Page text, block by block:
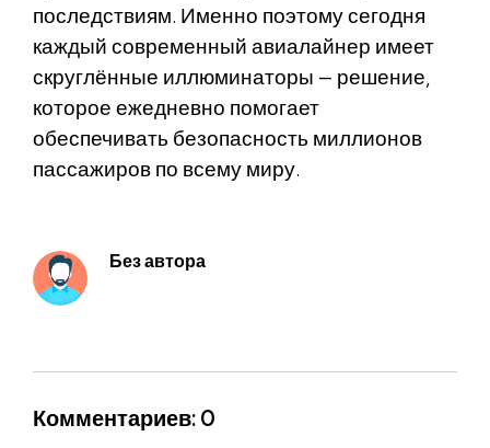
последствиям. Именно поэтому сегодня
каждый современный авиалайнер имеет
скруглённые иллюминаторы — решение,
которое ежедневно помогает
обеспечивать безопасность миллионов
пассажиров по всему миру.
Без автора
Комментариев: 0